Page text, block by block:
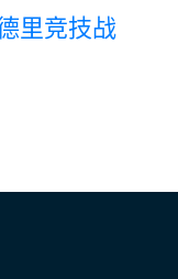
里竞技战